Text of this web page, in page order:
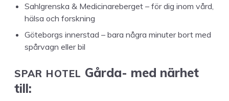
Sahlgren­s­ka & Med­i­c­inare­ber­get – för dig inom vård,
häl­sa och forskning
Göte­borgs inner­stad – bara några minut­er bort med
spår­vagn eller bil
SPAR HOTEL Går­da- med närhet
till: